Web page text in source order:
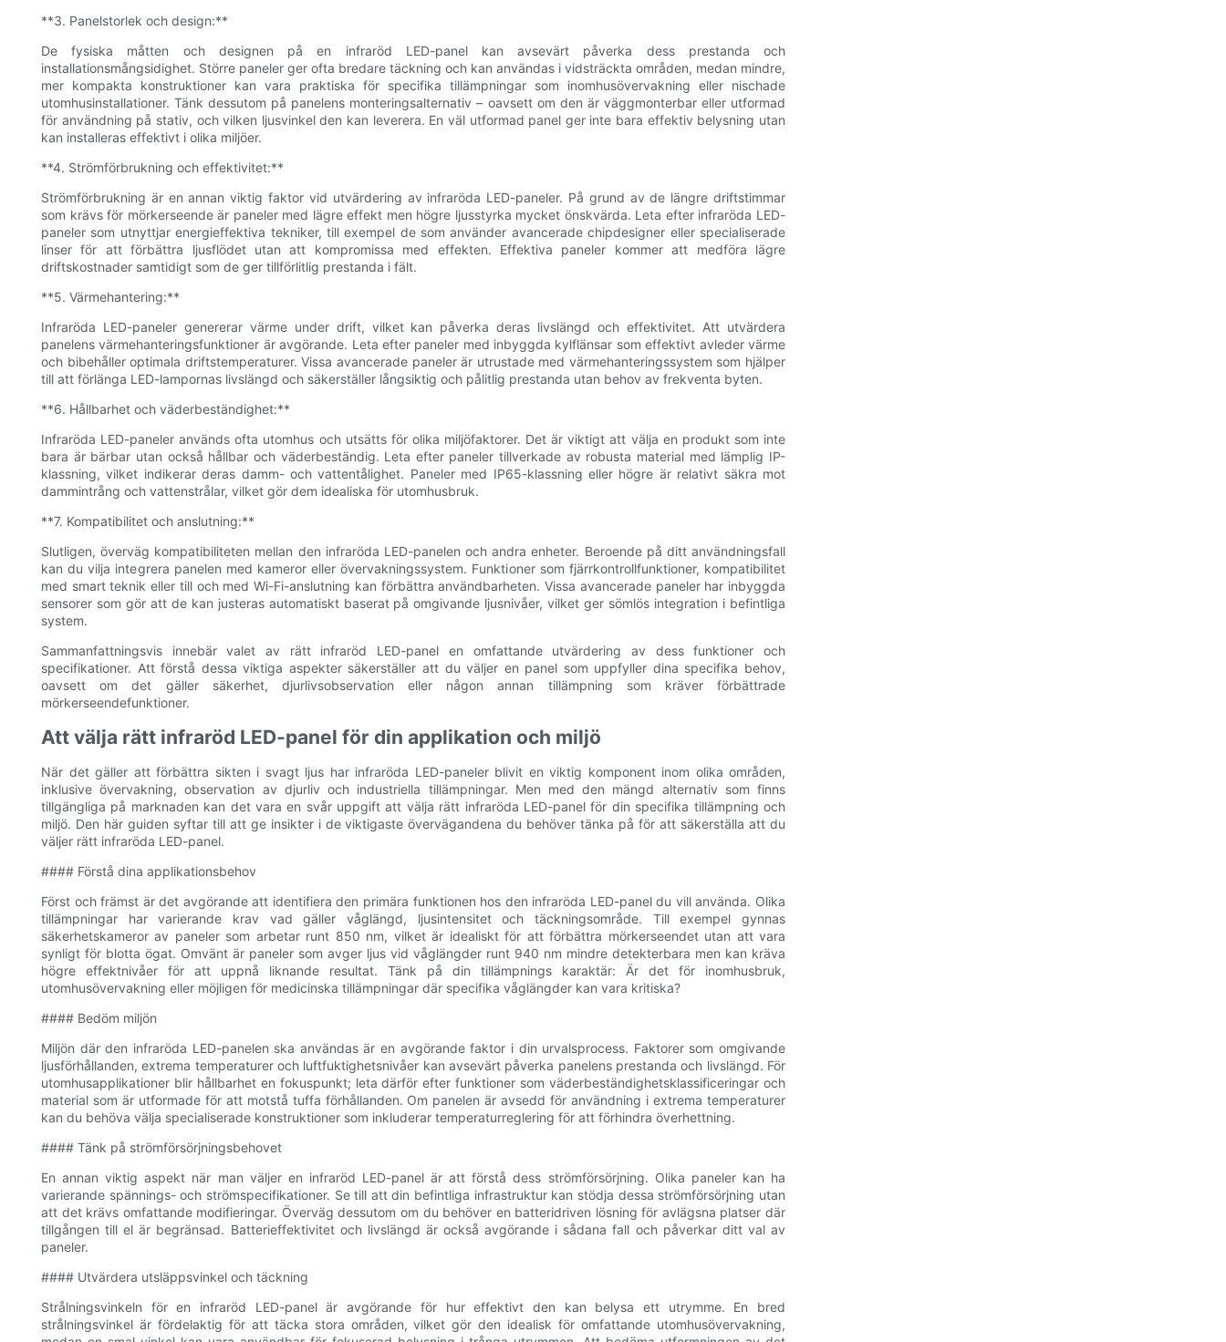
**3. Panelstorlek och design:**
De fysiska måtten och designen på en infraröd LED-panel kan avsevärt påverka dess prestanda och
installationsmångsidighet. Större paneler ger ofta bredare täckning och kan användas i vidsträckta områden, medan mindre,
mer kompakta konstruktioner kan vara praktiska för specifika tillämpningar som inomhusövervakning eller nischade
utomhusinstallationer. Tänk dessutom på panelens monteringsalternativ – oavsett om den är väggmonterbar eller utformad
för användning på stativ, och vilken ljusvinkel den kan leverera. En väl utformad panel ger inte bara effektiv belysning utan
kan installeras effektivt i olika miljöer.
**4. Strömförbrukning och effektivitet:**
Strömförbrukning är en annan viktig faktor vid utvärdering av infraröda LED-paneler. På grund av de längre driftstimmar
som krävs för mörkerseende är paneler med lägre effekt men högre ljusstyrka mycket önskvärda. Leta efter infraröda LED-
paneler som utnyttjar energieffektiva tekniker, till exempel de som använder avancerade chipdesigner eller specialiserade
linser för att förbättra ljusflödet utan att kompromissa med effekten. Effektiva paneler kommer att medföra lägre
driftskostnader samtidigt som de ger tillförlitlig prestanda i fält.
**5. Värmehantering:**
Infraröda LED-paneler genererar värme under drift, vilket kan påverka deras livslängd och effektivitet. Att utvärdera
panelens värmehanteringsfunktioner är avgörande. Leta efter paneler med inbyggda kylflänsar som effektivt avleder värme
och bibehåller optimala driftstemperaturer. Vissa avancerade paneler är utrustade med värmehanteringssystem som hjälper
till att förlänga LED-lampornas livslängd och säkerställer långsiktig och pålitlig prestanda utan behov av frekventa byten.
**6. Hållbarhet och väderbeständighet:**
Infraröda LED-paneler används ofta utomhus och utsätts för olika miljöfaktorer. Det är viktigt att välja en produkt som inte
bara är bärbar utan också hållbar och väderbeständig. Leta efter paneler tillverkade av robusta material med lämplig IP-
klassning, vilket indikerar deras damm- och vattentålighet. Paneler med IP65-klassning eller högre är relativt säkra mot
dammintrång och vattenstrålar, vilket gör dem idealiska för utomhusbruk.
**7. Kompatibilitet och anslutning:**
Slutligen, överväg kompatibiliteten mellan den infraröda LED-panelen och andra enheter. Beroende på ditt användningsfall
kan du vilja integrera panelen med kameror eller övervakningssystem. Funktioner som fjärrkontrollfunktioner, kompatibilitet
med smart teknik eller till och med Wi-Fi-anslutning kan förbättra användbarheten. Vissa avancerade paneler har inbyggda
sensorer som gör att de kan justeras automatiskt baserat på omgivande ljusnivåer, vilket ger sömlös integration i befintliga
system.
Sammanfattningsvis innebär valet av rätt infraröd LED-panel en omfattande utvärdering av dess funktioner och
specifikationer. Att förstå dessa viktiga aspekter säkerställer att du väljer en panel som uppfyller dina specifika behov,
oavsett om det gäller säkerhet, djurlivsobservation eller någon annan tillämpning som kräver förbättrade
mörkerseendefunktioner.
Att välja rätt infraröd LED-panel för din applikation och miljö
När det gäller att förbättra sikten i svagt ljus har infraröda LED-paneler blivit en viktig komponent inom olika områden,
inklusive övervakning, observation av djurliv och industriella tillämpningar. Men med den mängd alternativ som finns
tillgängliga på marknaden kan det vara en svår uppgift att välja rätt infraröda LED-panel för din specifika tillämpning och
miljö. Den här guiden syftar till att ge insikter i de viktigaste övervägandena du behöver tänka på för att säkerställa att du
väljer rätt infraröda LED-panel.
#### Förstå dina applikationsbehov
Först och främst är det avgörande att identifiera den primära funktionen hos den infraröda LED-panel du vill använda. Olika
tillämpningar har varierande krav vad gäller våglängd, ljusintensitet och täckningsområde. Till exempel gynnas
säkerhetskameror av paneler som arbetar runt 850 nm, vilket är idealiskt för att förbättra mörkerseendet utan att vara
synligt för blotta ögat. Omvänt är paneler som avger ljus vid våglängder runt 940 nm mindre detekterbara men kan kräva
högre effektnivåer för att uppnå liknande resultat. Tänk på din tillämpnings karaktär: Är det för inomhusbruk,
utomhusövervakning eller möjligen för medicinska tillämpningar där specifika våglängder kan vara kritiska?
#### Bedöm miljön
Miljön där den infraröda LED-panelen ska användas är en avgörande faktor i din urvalsprocess. Faktorer som omgivande
ljusförhållanden, extrema temperaturer och luftfuktighetsnivåer kan avsevärt påverka panelens prestanda och livslängd. För
utomhusapplikationer blir hållbarhet en fokuspunkt; leta därför efter funktioner som väderbeständighetsklassificeringar och
material som är utformade för att motstå tuffa förhållanden. Om panelen är avsedd för användning i extrema temperaturer
kan du behöva välja specialiserade konstruktioner som inkluderar temperaturreglering för att förhindra överhettning.
#### Tänk på strömförsörjningsbehovet
En annan viktig aspekt när man väljer en infraröd LED-panel är att förstå dess strömförsörjning. Olika paneler kan ha
varierande spännings- och strömspecifikationer. Se till att din befintliga infrastruktur kan stödja dessa strömförsörjning utan
att det krävs omfattande modifieringar. Överväg dessutom om du behöver en batteridriven lösning för avlägsna platser där
tillgången till el är begränsad. Batterieffektivitet och livslängd är också avgörande i sådana fall och påverkar ditt val av
paneler.
#### Utvärdera utsläppsvinkel och täckning
Strålningsvinkeln för en infraröd LED-panel är avgörande för hur effektivt den kan belysa ett utrymme. En bred
strålningsvinkel är fördelaktig för att täcka stora områden, vilket gör den idealisk för omfattande utomhusövervakning,